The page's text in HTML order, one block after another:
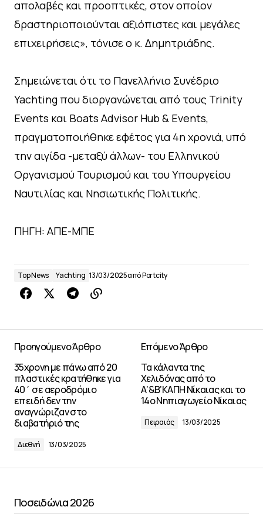
απολαβές και προοπτικές, στον οποίον
δραστηριοποιούνται αξιόπιστες και μεγάλες
επιχειρήσεις», τόνισε ο κ. Δημητριάδης.
Σημειώνεται ότι το Πανελλήνιο Συνέδριο
Yachting που διοργανώνεται από τους Trinity
Events και Boats Advisor Hub & Events,
πραγματοποιήθηκε εφέτος για 4η χρονιά, υπό
την αιγίδα -μεταξύ άλλων- του Ελληνικού
Οργανισμού Τουρισμού και του Υπουργείου
Ναυτιλίας και Νησιωτικής Πολιτικής.
ΠΗΓΗ: ΑΠΕ-ΜΠΕ
Top News Yachting 13/03/2025απόPortcity
Προηγούμενο Άρθρο
35χρονη με πάνω από 20
πλαστικές κρατήθηκε για
40΄ σε αεροδρόμιο
επειδή δεν την
αναγνώριζαν στο
διαβατήριό της
Διεθνή 13/03/2025
Επόμενο Άρθρο
Τα κάλαντα της
Χελιδόνας από το
Α’&Β’ΚΑΠΗ Νίκαιας και το
14ο Νηπιαγωγείο Νίκαιας
Πειραιάς 13/03/2025
Ποσειδώνια 2026